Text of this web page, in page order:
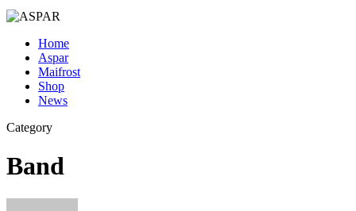
Home
Aspar
Maifrost
Shop
News
Category
Band